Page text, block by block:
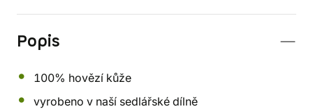
Popis
100% hovězí kůže
vyrobeno v naší sedlářské dílně